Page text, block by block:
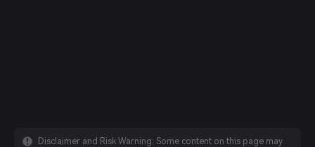
Disclaimer and Risk Warning: Some content on this page may